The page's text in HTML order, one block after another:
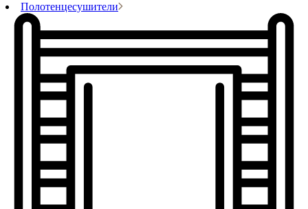
Полотенцесушители